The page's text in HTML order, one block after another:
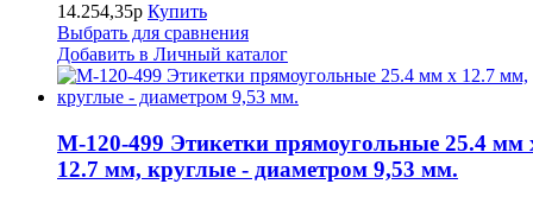
14.254,35р Купить
Выбрать для сравнения
Добавить в Личный каталог
M-120-499 Этикетки прямоугольные 25.4 мм
12.7 мм, круглые - диаметром 9,53 мм.